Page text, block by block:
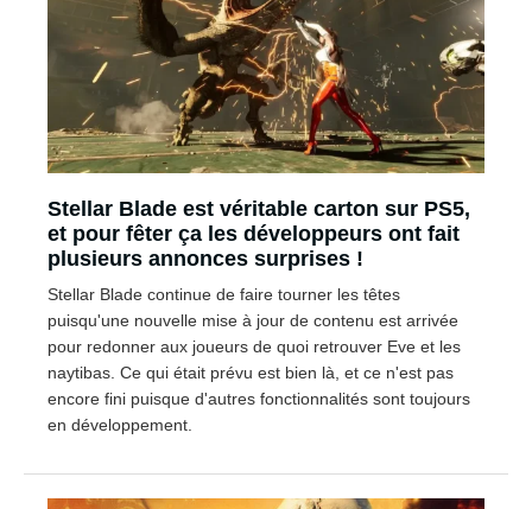
Stellar Blade est véritable carton sur PS5,
et pour fêter ça les développeurs ont fait
plusieurs annonces surprises !
Stellar Blade continue de faire tourner les têtes
puisqu'une nouvelle mise à jour de contenu est arrivée
pour redonner aux joueurs de quoi retrouver Eve et les
naytibas. Ce qui était prévu est bien là, et ce n'est pas
encore fini puisque d'autres fonctionnalités sont toujours
en développement.